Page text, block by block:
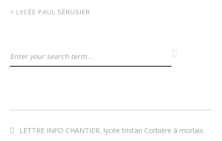
< LYCÉE PAUL SÉRUSIER
LETTRE INFO CHANTIER, lycée tristan Corbière à morlaix